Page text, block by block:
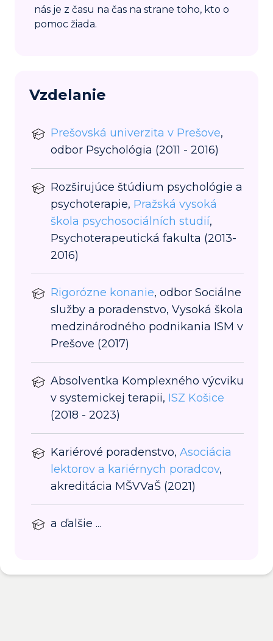
nás je z času na čas na strane toho, kto o
pomoc žiada.
Vzdelanie
Prešovská univerzita v Prešove,
odbor Psychológia (2011 - 2016)
Rozširujúce štúdium psychológie a
psychoterapie, Pražská vysoká
škola psychosociálních studií,
Psychoterapeutická fakulta (2013-
2016)
Rigorózne konanie, odbor Sociálne
služby a poradenstvo, Vysoká škola
medzinárodného podnikania ISM v
Prešove (2017)
Absolventka Komplexného výcviku
v systemickej terapii, ISZ Košice
(2018 - 2023)
Kariérové poradenstvo, Asociácia
lektorov a kariérnych poradcov,
akreditácia MŠVVaŠ (2021)
a ďalšie ...